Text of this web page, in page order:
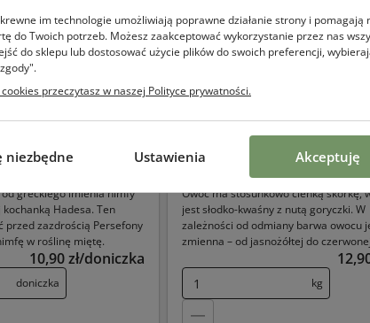
greckiego imienia nimfy
Hadesa. Ten
przed zazdrością Persefony
w roślinę miętę.
10,90 zł/doniczka
doniczka
Grejpfrut czerwony
Owoc ma stosunkowo cienką skórkę,
jest słodko-kwaśny z nutą goryczki. W
zależności od odmiany barwa owocu
zmienna – od jasnożółtej do
kg
im technologie umożliwiają poprawne działanie strony i pomagają
do Twoich potrzeb. Możesz zaakceptować wykorzystanie przez nas
do sklepu lub dostosować użycie plików do swoich preferencji,
przeczytasz w naszej Polityce prywatności.
niezbędne ustawienia akceptuję